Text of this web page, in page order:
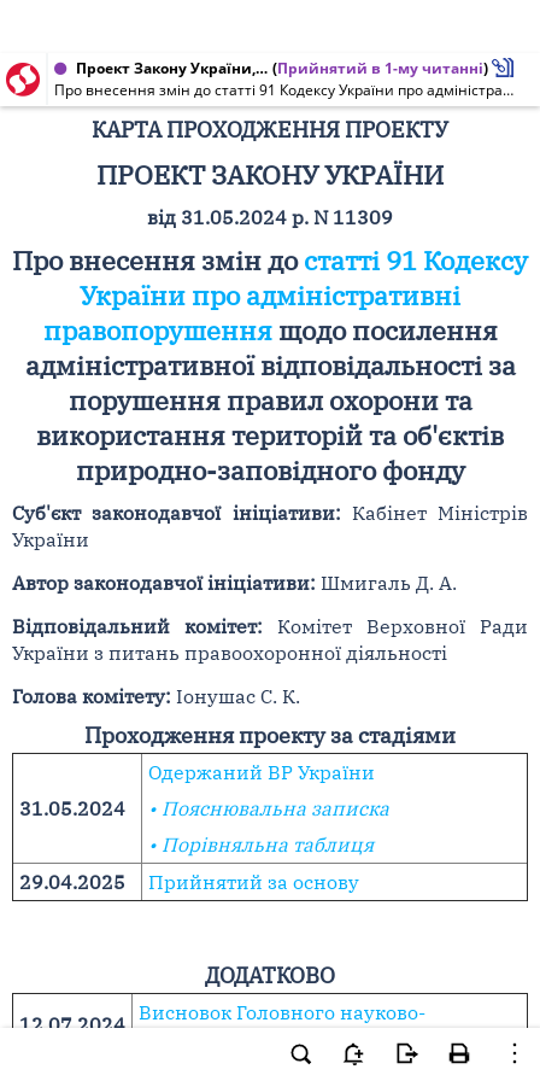
Проект Закону України, Карта проходження проекту від 29.04.2025 № 11309 (Прийнятий в 1-му читанні)
Про внесення змін до статті 91 Кодексу України про адміністративні правопорушення щодо посилення адміністративної відповідальності за порушення правил охорони та використання територій та об'єктів природно-заповідного фонду